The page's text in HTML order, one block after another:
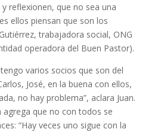
reflexionen, que no sea una
ellos piensan que son los
trabajadora social, ONG
operadora del Buen Pastor).
varios socios que son del
José, en la buena con ellos,
no hay problema”, aclara Juan.
agrega que no con todos se
“Hay veces uno sigue con la